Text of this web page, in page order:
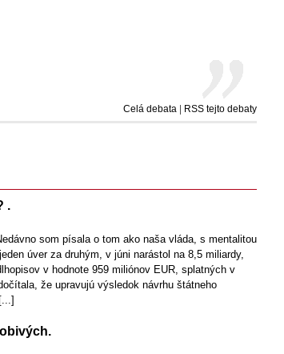
Celá debata | RSS tejto debaty
.
som písala o tom ako naša vláda, s mentalitou
úver za druhým, v júni narástol na 8,5 miliardy,
v hodnote 959 miliónov EUR, splatných v
že upravujú výsledok návrhu štátneho